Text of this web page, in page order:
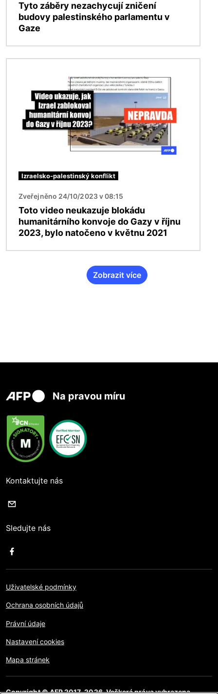
Tyto záběry nezachycují zničení
budovy palestinského parlamentu v
Gaze
Izraelsko-palestinský konflikt
Zveřejněno 24/10/2023 v 08:15
Toto video neukazuje blokádu
humanitárního konvoje do Gazy v říjnu
2023, bylo natočeno v květnu 2021
Zobrazit více
Na pravou míru
Kontaktujte nás
Sledujte nás
Uživatelské podmínky
Ochrana osobních údajů
Právní údaje
Nastavení cookies
Mapa stránek
Copyright © AFP 2017-2026. Veškerá práva vyhrazena.